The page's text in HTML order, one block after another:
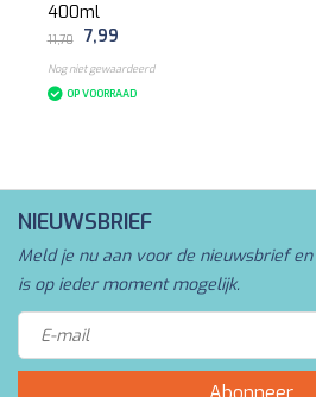
400ml
11,70 7,99
Nog niet gewaardeerd
OP VOORRAAD
NIEUWSBRIEF
Meld je nu aan voor de nieuwsbrief
is op ieder moment mogelijk.